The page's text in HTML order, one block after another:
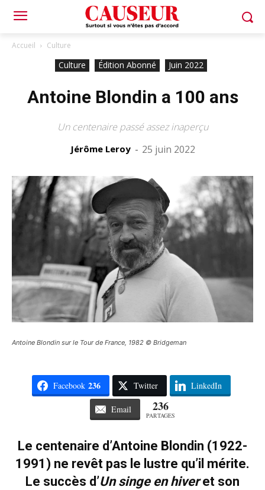
Accueil Culture
Culture Édition Abonné Juin 2022
Antoine Blondin a 100 ans
Un centenaire passé assez inaperçu
Jérôme Leroy - 25 juin 2022
Antoine Blondin sur le Tour de France, 1982 © Bridgeman
Facebook 236 Twitter LinkedIn
Email 236
PARTAGES
Le centenaire d’Antoine Blondin (1922-
1991) ne revêt pas le lustre qu’il mérite.
Le succès d’Un singe en hiveret son